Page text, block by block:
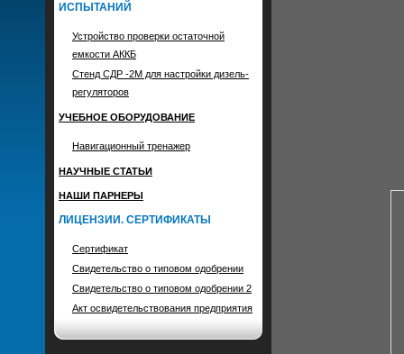
ИСПЫТАНИЙ
Устройство проверки остаточной
емкости АККБ
Стенд СДР -2М для настройки дизель-
регуляторов
УЧЕБНОЕ ОБОРУДОВАНИЕ
Навигационный тренажер
НАУЧНЫЕ СТАТЬИ
НАШИ ПАРНЕРЫ
ЛИЦЕНЗИИ. СЕРТИФИКАТЫ
Сертификат
Свидетельство о типовом одобрении
Свидетельство о типовом одобрении 2
Акт освидетельствования предприятия